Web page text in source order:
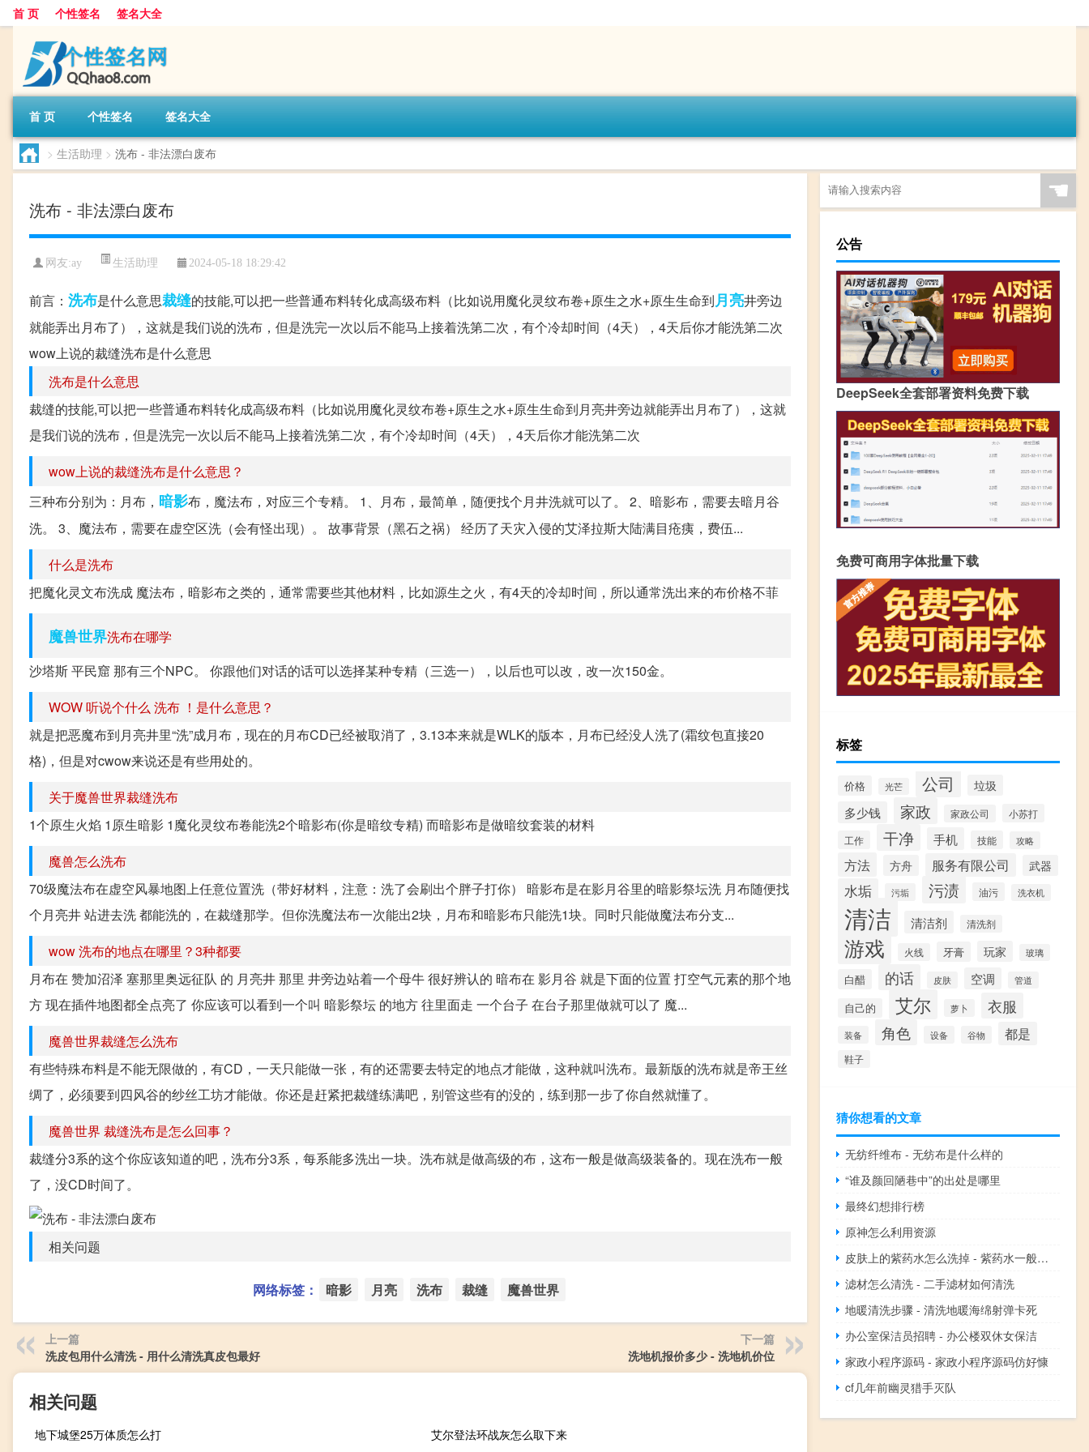
首 页 个性签名 签名大全
首 页 个性签名 签名大全
> 生活助理 > 洗布 - 非法漂白废布
洗布 - 非法漂白废布
网友:ay 生活助理 2024-05-18 18:29:42
前言： 洗布是什么意思裁缝的技能,可以把一些普通布料转化成高级布料（比如说用魔化灵纹布卷+原生之水+原生生命到月亮井旁边
就能弄出月布了），这就是我们说的洗布，但是洗完一次以后不能马上接着洗第二次，有个冷却时间（4天），4天后你才能洗第二次
wow上说的裁缝洗布是什么意思
洗布是什么意思
裁缝的技能,可以把一些普通布料转化成高级布料（比如说用魔化灵纹布卷+原生之水+原生生命到月亮井旁边就能弄出月布了），这就
是我们说的洗布，但是洗完一次以后不能马上接着洗第二次，有个冷却时间（4天），4天后你才能洗第二次
wow上说的裁缝洗布是什么意思？
三种布分别为：月布， 暗影布，魔法布，对应三个专精。 1、月布，最简单，随便找个月井洗就可以了。 2、暗影布，需要去暗月谷
洗。 3、魔法布，需要在虚空区洗（会有怪出现）。 故事背景（黑石之祸） 经历了天灾入侵的艾泽拉斯大陆满目疮痍，费伍...
什么是洗布
把魔化灵文布洗成 魔法布，暗影布之类的，通常需要些其他材料，比如源生之火，有4天的冷却时间，所以通常洗出来的布价格不菲
魔兽世界洗布在哪学
沙塔斯 平民窟 那有三个NPC。 你跟他们对话的话可以选择某种专精（三选一），以后也可以改，改一次150金。
WOW 听说个什么 洗布 ！是什么意思？
就是把恶魔布到月亮井里“洗”成月布，现在的月布CD已经被取消了，3.13本来就是WLK的版本，月布已经没人洗了(霜纹包直接20
格)，但是对cwow来说还是有些用处的。
关于魔兽世界裁缝洗布
1个原生火焰 1原生暗影 1魔化灵纹布卷能洗2个暗影布(你是暗纹专精) 而暗影布是做暗纹套装的材料
魔兽怎么洗布
70级魔法布在虚空风暴地图上任意位置洗（带好材料，注意：洗了会刷出个胖子打你） 暗影布是在影月谷里的暗影祭坛洗 月布随便找
个月亮井 站进去洗 都能洗的，在裁缝那学。但你洗魔法布一次能出2块，月布和暗影布只能洗1块。同时只能做魔法布分支...
wow 洗布的地点在哪里？3种都要
月布在 赞加沼泽 塞那里奥远征队 的 月亮井 那里 井旁边站着一个母牛 很好辨认的 暗布在 影月谷 就是下面的位置 打空气元素的那个地
方 现在插件地图都全点亮了 你应该可以看到一个叫 暗影祭坛 的地方 往里面走 一个台子 在台子那里做就可以了 魔...
魔兽世界裁缝怎么洗布
有些特殊布料是不能无限做的，有CD，一天只能做一张，有的还需要去特定的地点才能做，这种就叫洗布。最新版的洗布就是帝王丝
绸了，必须要到四风谷的纱丝工坊才能做。你还是赶紧把裁缝练满吧，别管这些有的没的，练到那一步了你自然就懂了。
魔兽世界 裁缝洗布是怎么回事？
裁缝分3系的这个你应该知道的吧，洗布分3系，每系能多洗出一块。洗布就是做高级的布，这布一般是做高级装备的。现在洗布一般
了，没CD时间了。
相关问题
网络标签： 暗影 月亮 洗布 裁缝 魔兽世界
上一篇
洗皮包用什么清洗 - 用什么清洗真皮包最好
下一篇
洗地机报价多少 - 洗地机价位
相关问题
地下城堡25万体质怎么打 艾尔登法环战灰怎么取下来
☚
公告
DeepSeek全套部署资料免费下载
免费可商用字体批量下载
标签
价格 光芒 公司 垃圾
多少钱 家政 家政公司
小苏打
工作
干净 手机 技能 攻略
方法 方舟 服务有限公司 武器
水垢 污垢 污渍 油污 洗衣机
清洁 清洁剂 清洗剂
游戏 火线 牙膏 玩家 玻璃
白醋 的话 皮肤 空调 管道
自己的 艾尔 萝卜 衣服
装备 角色 设备 谷物 都是
鞋子
猜你想看的文章
无纺纤维布 - 无纺布是什么样的
“谁及颜回陋巷中”的出处是哪里
最终幻想排行榜
原神怎么利用资源
皮肤上的紫药水怎么洗掉 - 紫药水一般多久自动消失
滤材怎么清洗 - 二手滤材如何清洗
地暖清洗步骤 - 清洗地暖海绵射弹卡死
办公室保洁员招聘 - 办公楼双休女保洁
家政小程序源码 - 家政小程序源码仿好慷
cf几年前幽灵猎手灭队